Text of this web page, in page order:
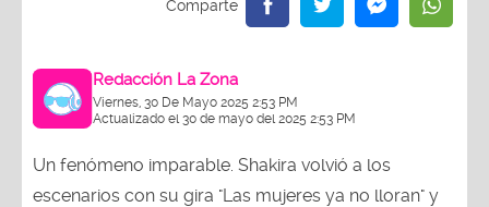
Redacción La Zona
Viernes, 30 De Mayo 2025 2:53 PM
Actualizado el 30 de mayo del 2025 2:53 PM
Un fenómeno imparable. Shakira volvió a los
escenarios con su gira "Las mujeres ya no lloran" y